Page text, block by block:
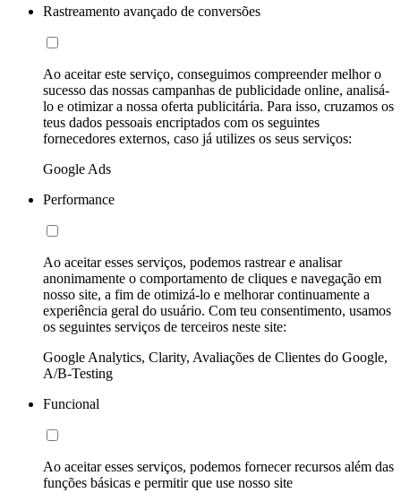
Rastreamento avançado de conversões
Ao aceitar este serviço, conseguimos compreender melhor o
sucesso das nossas campanhas de publicidade online, analisá-
lo e otimizar a nossa oferta publicitária. Para isso, cruzamos os
teus dados pessoais encriptados com os seguintes
fornecedores externos, caso já utilizes os seus serviços:
Google Ads
Performance
Ao aceitar esses serviços, podemos rastrear e analisar
anonimamente o comportamento de cliques e navegação em
nosso site, a fim de otimizá-lo e melhorar continuamente a
experiência geral do usuário. Com teu consentimento, usamos
os seguintes serviços de terceiros neste site:
Google Analytics, Clarity, Avaliações de Clientes do Google,
A/B-Testing
Funcional
Ao aceitar esses serviços, podemos fornecer recursos além das
funções básicas e permitir que use nosso site